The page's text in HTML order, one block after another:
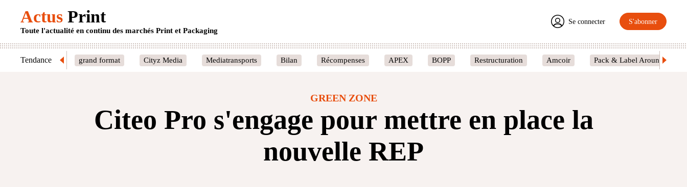
Actus Print
Toute l'actualité en continu des marchés Print et Packaging
Se connecter S'abonner
Tendance grand format Cityz Media Mediatransports Bilan Récompenses APEX BOPP Restructuration Amcoir Pack & Label Around
GREEN ZONE
Citeo Pro s'engage pour mettre en place la
nouvelle REP